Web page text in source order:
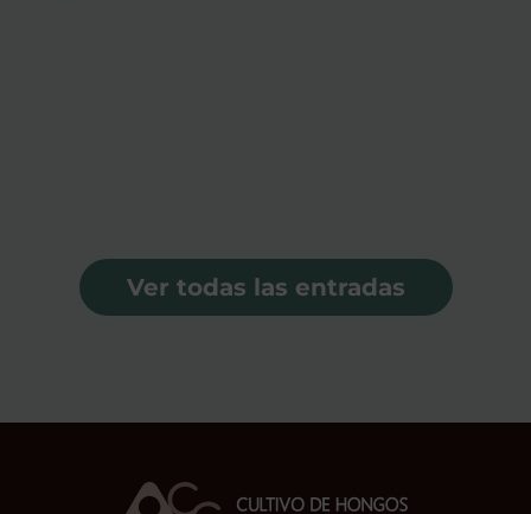
Ver todas las entradas